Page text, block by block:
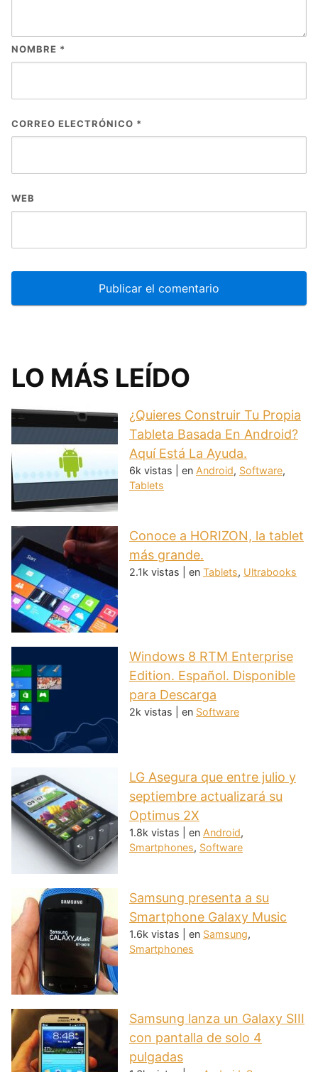
NOMBRE *
CORREO ELECTRÓNICO *
WEB
LO MÁS LEÍDO
¿Quieres Construir Tu Propia
Tableta Basada En Android?
Aquí Está La Ayuda.
6k vistas en Android, Software,
Tablets
Conoce a HORIZON, la tablet
más grande.
2.1k vistas en Tablets, Ultrabooks
Windows 8 RTM Enterprise
Edition. Español. Disponible
para Descarga
2k vistas en Software
LG Asegura que entre julio y
septiembre actualizará su
Optimus 2X
1.8k vistas en Android,
Smartphones, Software
Samsung presenta a su
Smartphone Galaxy Music
1.6k vistas en Samsung,
Smartphones
Samsung lanza un Galaxy SIII
con pantalla de solo 4
pulgadas